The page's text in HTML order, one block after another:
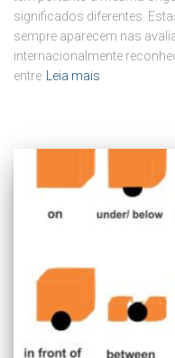
significados diferentes.
sempre aparecem nas
internacionalmente
entre Leia mais